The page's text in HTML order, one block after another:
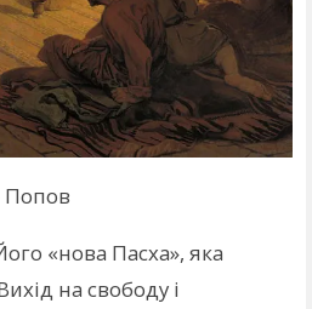
Попов
«нова Пасха», яка
на свободу і